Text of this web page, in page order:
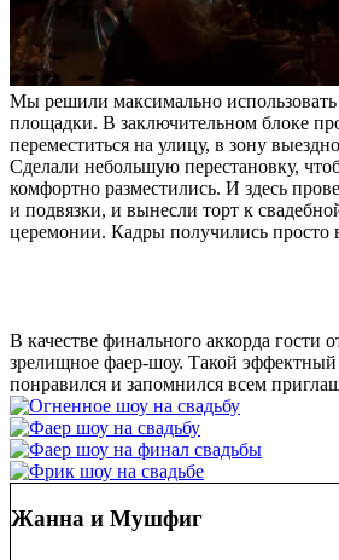
Мы решили максимально
площадки. В заключительном блоке
переместиться на улицу, в зону
Сделали небольшую перестановку,
комфортно разместились. И здесь
и подвязки, и вынесли торт к
церемонии. Кадры получились просто
В качестве финального аккорда гости
зрелищное фаер-шоу. Такой эффектный
понравился и запомнился всем
Жанна и Мушфиг